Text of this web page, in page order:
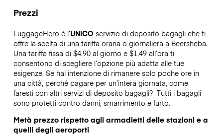
Prezzi
LuggageHero è l’UNICO servizio di deposito bagagli che ti
offre la scelta di una tariffa oraria o giornaliera a Beersheba.
Una tariffa fissa di $4.90 al giorno e $1.49 all’ora ti
consentono di scegliere l’opzione più adatta alle tue
esigenze. Se hai intenzione di rimanere solo poche ore in
una città, perché pagare per un’intera giornata, come
faresti con altri servizi di deposito bagagli? Tutti i bagagli
sono protetti contro danni, smarrimento e furto.
Metà prezzo rispetto agli armadietti delle stazioni e a
quelli degli aeroporti